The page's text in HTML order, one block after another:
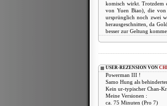
komisch wirkt. Trotzdem
von Yuen Biao), die von
ursprünglich noch zwei
herausgeschnitten, da
besser zur Geltung
USER-REZENSION VON
Powerman III !
Samo Hung als
Kein ur-typischer Chan-
Meine Versionen :
ca. 75 Minuten (Pro 7)